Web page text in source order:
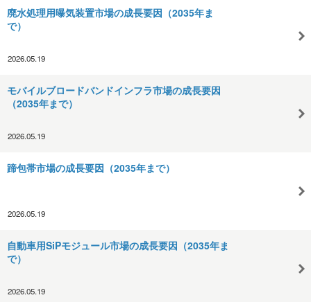
廃水処理用曝気装置市場の成長要因（2035年ま
で）
2026.05.19
モバイルブロードバンドインフラ市場の成長要因
（2035年まで）
2026.05.19
蹄包帯市場の成長要因（2035年まで）
2026.05.19
自動車用SiPモジュール市場の成長要因（2035年ま
で）
2026.05.19